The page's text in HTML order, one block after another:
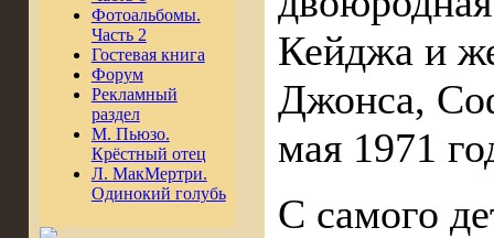
Фотоальбомы.
Часть 2
Гостевая книга
Форум
Рекламный
раздел
М. Пьюзо.
Крёстный отец
Л. МакМертри.
Одинокий голубь
Кейджа и
Джонса,
мая 1971
С самого